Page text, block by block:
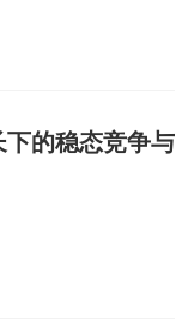
的稳态竞争与